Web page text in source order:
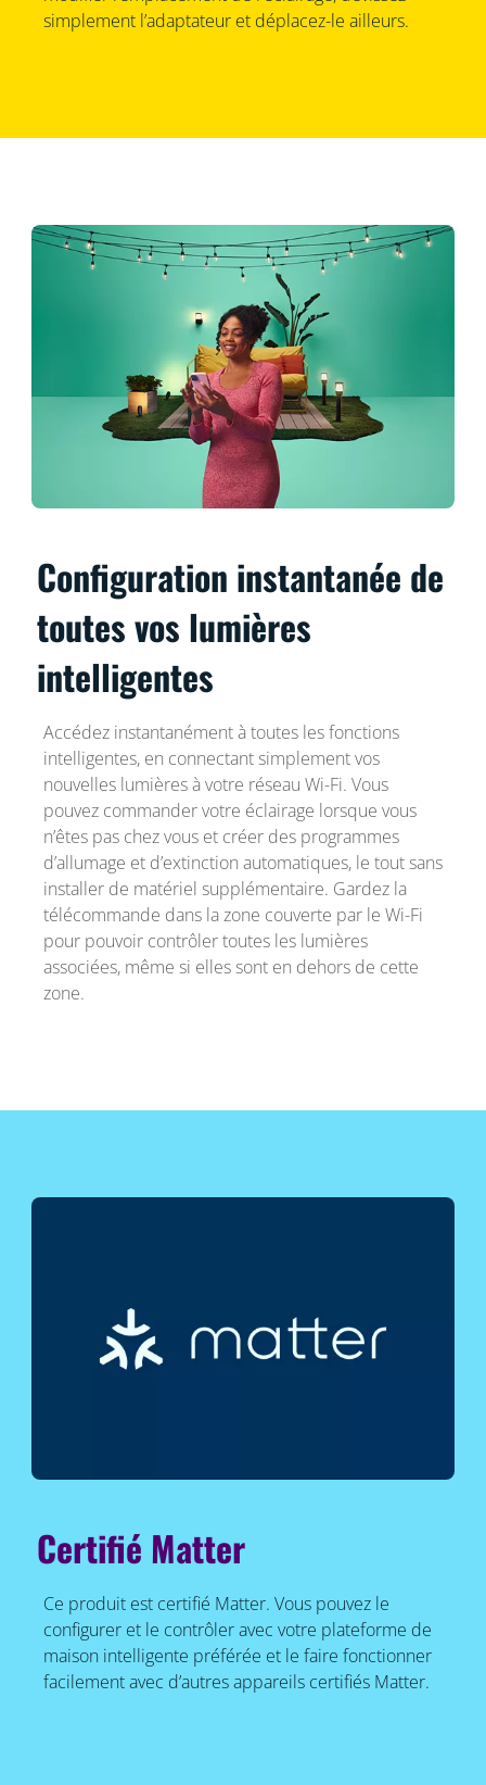
simplement l’adaptateur et déplacez-le ailleurs.
Configuration instantanée de
toutes vos lumières
intelligentes
Accédez instantanément à toutes les fonctions
intelligentes, en connectant simplement vos
nouvelles lumières à votre réseau Wi-Fi. Vous
pouvez commander votre éclairage lorsque vous
n’êtes pas chez vous et créer des programmes
d’allumage et d’extinction automatiques, le tout sans
installer de matériel supplémentaire. Gardez la
télécommande dans la zone couverte par le Wi-Fi
pour pouvoir contrôler toutes les lumières
associées, même si elles sont en dehors de cette
zone.
Certifié Matter
Ce produit est certifié Matter. Vous pouvez le
configurer et le contrôler avec votre plateforme de
maison intelligente préférée et le faire fonctionner
facilement avec d’autres appareils certifiés Matter.